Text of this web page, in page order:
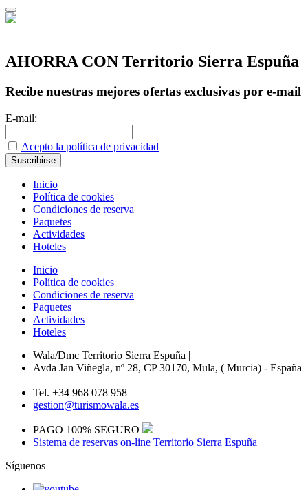
AHORRA CON Territorio Sierra Espuña
Recibe nuestras mejores ofertas exclusivas por e-mail
E-mail:
Acepto la política de privacidad
Inicio
Política de cookies
Condiciones de reserva
Paquetes
Actividades
Hoteles
Inicio
Política de cookies
Condiciones de reserva
Paquetes
Actividades
Hoteles
Wala/Dmc Territorio Sierra Espuña |
Avda Jan Viñegla, nº 28, CP 30170, Mula, ( Murcia) - España
|
Tel. +34 968 078 958 |
gestion@turismowala.es
PAGO 100% SEGURO
|
Sistema de reservas on-line Territorio Sierra Espuña
Síguenos